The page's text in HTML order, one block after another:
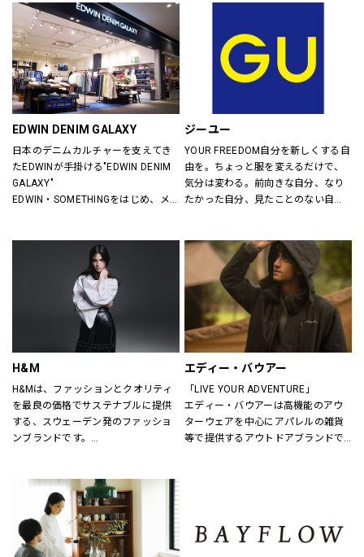
EDWIN DENIM GALAXY
日本のデニムカルチャーを支えてき
たEDWINが手掛ける"EDWIN DENIM
GALAXY"
EDWIN・SOMETHINGをはじめ、メ
レンドアイテムまで豊富なランナッ
プを取り揃えます。
ジーユー
YOUR FREEDOM自分を新しくする自
由を。ちょっと服を変えるだけで、
気分は変わる。前向きな自分、なり
たかった自分、見たことのない自
いまの気分で、もっと自由に。GU
は、自由。
H&M
H&Mは、ファッションとクオリティ
を最良の価格でサステナブルに提供
する、スウェーデン発のファッショ
ンブランドです。
さまをお迎えしています。
H&Mお問い合わせ窓口:
https://lin.ee/k1gDN7M（LINEでの
お問い合わせ）
エディー・バウアー
「LIVE YOUR ADVENTURE」
エディー・バウアーは高機能のアウ
ターウェアを中心にアパレルの雑貨
等で提供するアウトドアブランドで
アウトドア・ライフスタルウェア等